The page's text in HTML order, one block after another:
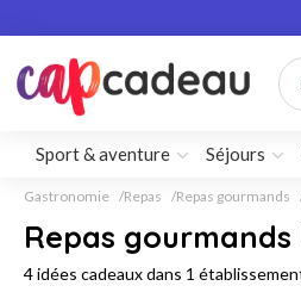
Sport & aventure Séjours
Gastronomie Repas Repas gourmands
Repas gourmands
4 idées cadeaux dans 1